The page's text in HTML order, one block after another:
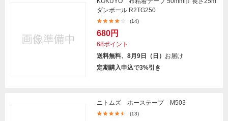
ダンボール R2TG250
(14)
680円
68ポイント
送料無料、8月9日（日） お届け
定期購入申込で3%引き
ニトムズ ホーステープ M503
(13)